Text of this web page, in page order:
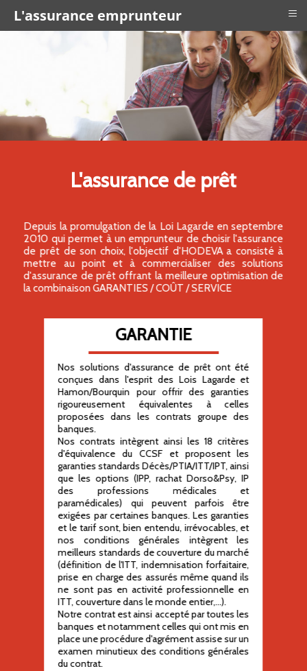
L'assurance de prêt
Depuis la promulgation de la Loi Lagarde en septembre
2010 qui permet à un emprunteur de choisir l'assurance
de prêt de son choix, l'objectif d'HODEVA a consisté à
mettre au point et à commercialiser des solutions
d'assurance de prêt offrant la meilleure optimisation de
la combinaison GARANTIES / COÛT / SERVICE
GARANTIE
Nos solutions d'assurance de prêt ont été
conçues dans l'esprit des Lois Lagarde et
Hamon/Bourquin pour offrir des garanties
rigoureusement équivalentes à celles
proposées dans les contrats groupe des
banques.
Nos contrats intègrent ainsi les 18 critères
d'équivalence du CCSF et proposent les
garanties standards Décès/PTIA/ITT/IPT, ainsi
que les options (IPP, rachat Dorso&Psy, IP
des professions médicales et
paramédicales) qui peuvent parfois être
exigées par certaines banques. Les garanties
et le tarif sont, bien entendu, irrévocables, et
nos conditions générales intègrent les
meilleurs standards de couverture du marché
(définition de l'ITT, indemnisation forfaitaire,
prise en charge des assurés même quand ils
ne sont pas en activité professionnelle en
ITT, couverture dans le monde entier,...).
Notre contrat est ainsi accepté par toutes les
banques et notamment celles qui ont mis en
place une procédure d'agrément assise sur un
examen minutieux des conditions générales
du contrat.
L'assurance emprunteur ≡